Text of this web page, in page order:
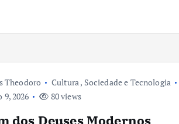
Theodoro Cultura, Sociedade e Tecnologia
9, 2026
80 views
dos Deuses Modernos